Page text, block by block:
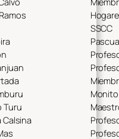
SSCC
Turu
Calsina